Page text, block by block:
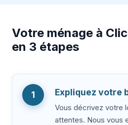
Votre ménage à
en 3 étapes
1 Expliquez votre
Vous décrivez votre
attentes. Nous vous